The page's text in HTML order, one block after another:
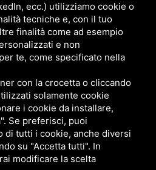
GIOVANNI XXIII, 39, 44021 CODIGORO FE
EROG. PUBBLICHE
È PROTETTO DA GOOGLE RECAPTCHA
TERMS OF SERVICEDI GOOGLE.
ecc.) utilizziamo cookie o
tecniche e, con il tuo
finalità come ad esempio
e non
te, come specificato nella
con la crocetta o cliccando
solamente cookie
i cookie da installare,
Se preferisci, puoi
di tutti i cookie, anche diversi
su "Accetta tutti". In
modificare la scelta